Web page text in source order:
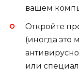
вашем
Откройте
(иногда это
или